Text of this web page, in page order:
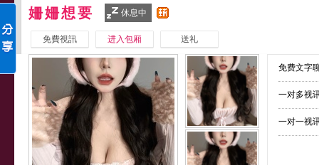
姍姍想要 休息中
免費視訊 进入包厢 送礼
免费文字
一对多视
一对一视